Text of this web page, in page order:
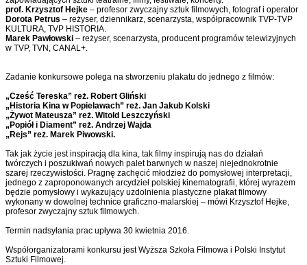
prof. Krzysztof Hejke – profesor zwyczajny sztuk filmowych, fotograf i operator
Dorota Petrus – reżyser, dziennikarz, scenarzysta, współpracownik TVP-TVP
KULTURA, TVP HISTORIA.
Marek Pawłowski – reżyser, scenarzysta, producent programów telewizyjnych
w TVP, TVN, CANAL+.
Zadanie konkursowe polega na stworzeniu plakatu do jednego z filmów:
„Cześć Tereska” reż. Robert Gliński
„Historia Kina w Popielawach” reż. Jan Jakub Kolski
„Żywot Mateusza” reż. Witold Leszczyński
„Popiół i Diament” reż. Andrzej Wajda
„Rejs” reż. Marek Piwowski.
Tak jak życie jest inspiracją dla kina, tak filmy inspirują nas do działań
twórczych i poszukiwań nowych palet barwnych w naszej niejednokrotnie
szarej rzeczywistości. Pragnę zachęcić młodzież do pomysłowej interpretacji,
jednego z zaproponowanych arcydzieł polskiej kinematografii, której wyrazem
będzie pomysłowy i wykazujący uzdolnienia plastyczne plakat filmowy
wykonany w dowolnej technice graficzno-malarskiej – mówi Krzysztof Hejke,
profesor zwyczajny sztuk filmowych.
Termin nadsyłania prac upływa 30 kwietnia 2016.
Współorganizatorami konkursu jest Wyższa Szkoła Filmowa i Polski Instytut
Sztuki Filmowej.